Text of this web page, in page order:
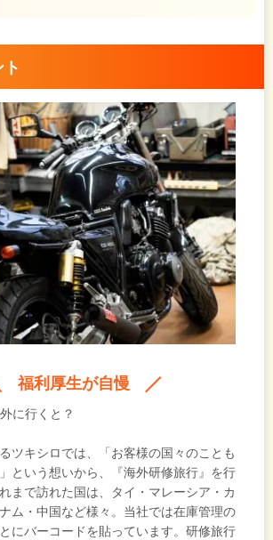
福利厚生が自慢
に行くと？
ツキシロでは、「お客様の国々のことも
という想いから、『海外研修旅行』を行
まで訪れた国は、タイ・マレーシア・カ
ム・中国など様々。当社では在庫管理の
にバーコードを貼っています。研修旅行